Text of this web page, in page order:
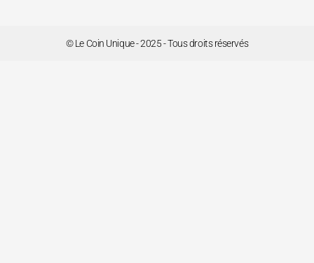
© Le Coin Unique - 2025 - Tous droits réservés